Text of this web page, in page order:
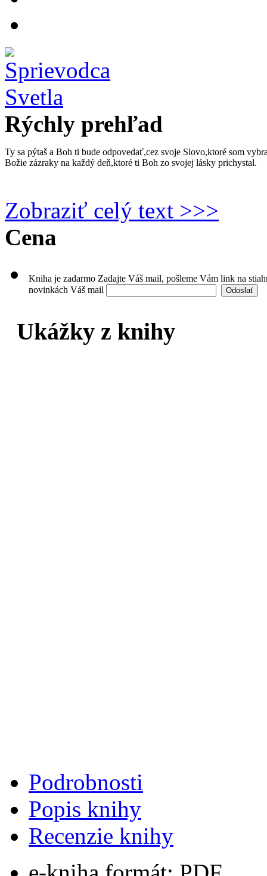
Rýchly prehľad
Ty sa pýtaš a Boh ti bude odpovedať,cez svoje Slovo,ktoré som
Božie zázraky na každý deň,ktoré ti Boh zo svojej lásky prichystal.
Zobraziť celý text >>>
Cena
Kniha je zadarmo Zadajte Váš mail, pošleme Vám link na
novinkách Váš mail
Ukážky z knihy
Podrobnosti
Popis knihy
Recenzie knihy